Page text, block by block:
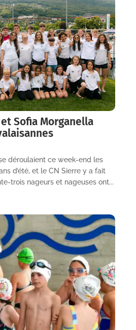
Sofia Morganella
déroulaient ce week-end les
d’été, et le CN Sierre y a fait
trois nageurs et nageuses ont...